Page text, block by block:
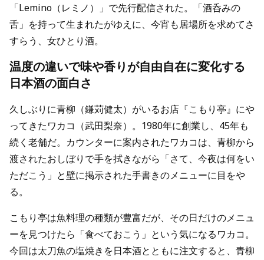
「Lemino（レミノ）」で先行配信された。「酒呑みの
舌」を持って生まれたがゆえに、今宵も居場所を求めてさ
すらう、女ひとり酒。
温度の違いで味や香りが自由自在に変化する
日本酒の面白さ
久しぶりに青柳（鎌苅健太）がいるお店『こもり亭』にや
ってきたワカコ（武田梨奈）。1980年に創業し、45年も
続く老舗だ。カウンターに案内されたワカコは、青柳から
渡されたおしぼりで手を拭きながら「さて、今夜は何をい
ただこう」と壁に掲示された手書きのメニューに目をや
る。
こもり亭は魚料理の種類が豊富だが、その日だけのメニュ
ーを見つけたら「食べておこう」という気になるワカコ。
今回は太刀魚の塩焼きを日本酒とともに注文すると、青柳